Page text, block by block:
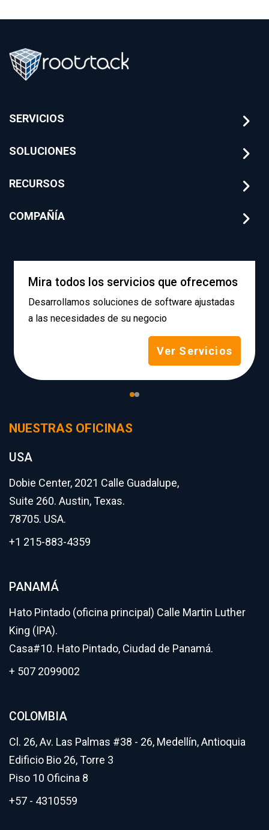
tecnología para
riesgos
SERVICIOS
SOLUCIONES
RECURSOS
COMPAÑÍA
Mira todos los servicios que ofrecemos
Desarrollamos soluciones de software ajustadas
a las necesidades de su negocio
Ver Servicios
NUESTRAS OFICINAS
USA
Dobie Center, 2021 Calle Guadalupe,
Suite 260. Austin, Texas.
78705. USA.
+1 215-883-4359
PANAMÁ
Hato Pintado (oficina principal) Calle Martin Luther
King (IPA).
Casa#10. Hato Pintado, Ciudad de Panamá.
+ 507 2099002
COLOMBIA
Cl. 26, Av. Las Palmas #38 - 26, Medellín, Antioquia
Edificio Bio 26, Torre 3
Piso 10 Oficina 8
+57 - 4310559